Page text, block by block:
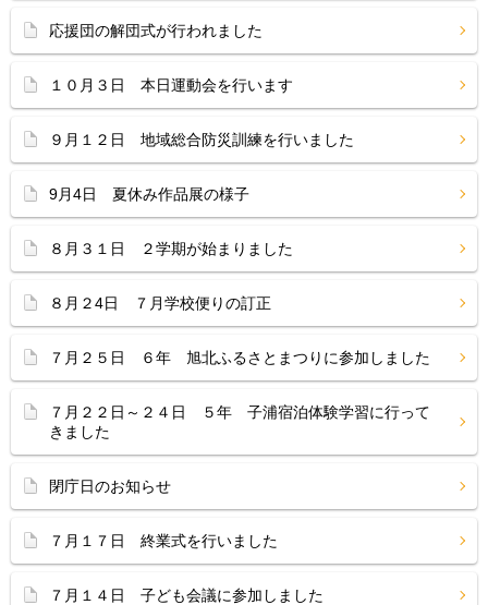
応援団の解団式が行われました
１０月３日 本日運動会を行います
９月１２日 地域総合防災訓練を行いました
9月4日 夏休み作品展の様子
８月３１日 ２学期が始まりました
８月２4日 ７月学校便りの訂正
７月２５日 ６年 旭北ふるさとまつりに参加しました
７月２２日～２４日 ５年 子浦宿泊体験学習に行って
きました
閉庁日のお知らせ
７月１７日 終業式を行いました
７月１４日 子ども会議に参加しました